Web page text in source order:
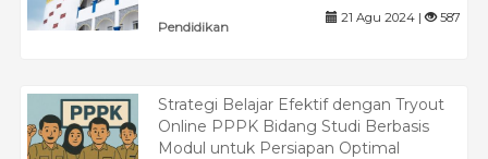
Pendidikan
21 Agu 2024 | 587
Strategi Belajar Efektif dengan Tryout
Online PPPK Bidang Studi Berbasis
Modul untuk Persiapan Optimal